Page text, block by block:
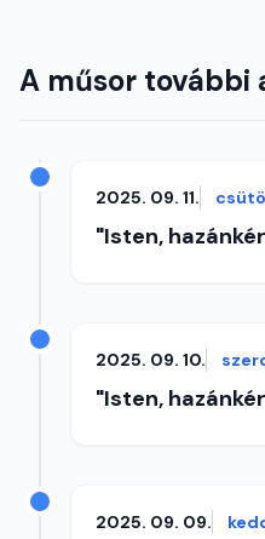
A műsor további
2025. 09. 11.
"Isten,
2025. 09. 10.
"Isten,
2025. 09. 09.